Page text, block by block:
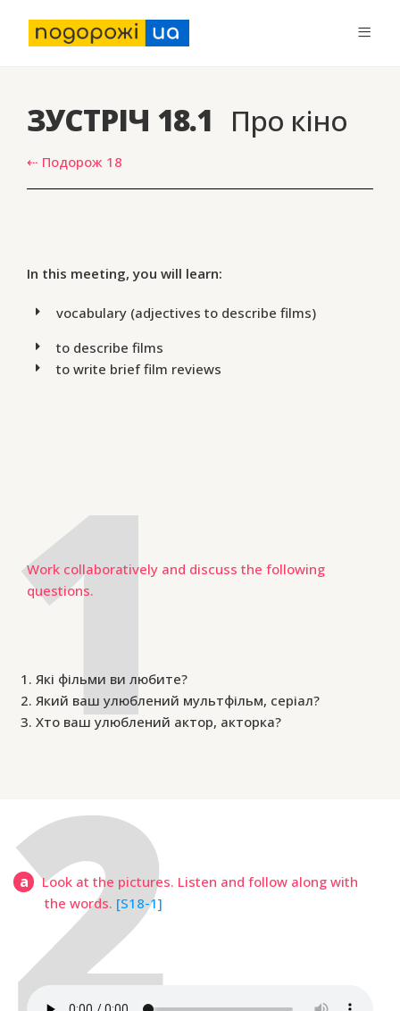
ЗУСТРІЧ 18.1 Про кіно
⇠ Подорож 18
In this meeting, you will learn:
vocabulary (adjectives to describe films)
to describe films
to write brief film reviews
Work collaboratively and discuss the following
questions.
Які фільми ви любите?
Який ваш улюблений мультфільм, серіал?
Хто ваш улюблений актор, акторка?
a
Look at the pictures. Listen and follow along with
the words. [S18-1]